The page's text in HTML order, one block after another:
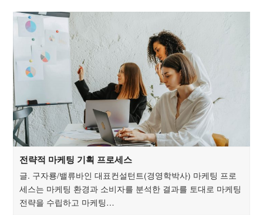
전략적 마케팅 기획 프로세스
글. 구자룡/밸류바인 대표컨설턴트(경영학박사) 마케팅 프로
세스는 마케팅 환경과 소비자를 분석한 결과를 토대로 마케팅
전략을 수립하고 마케팅…